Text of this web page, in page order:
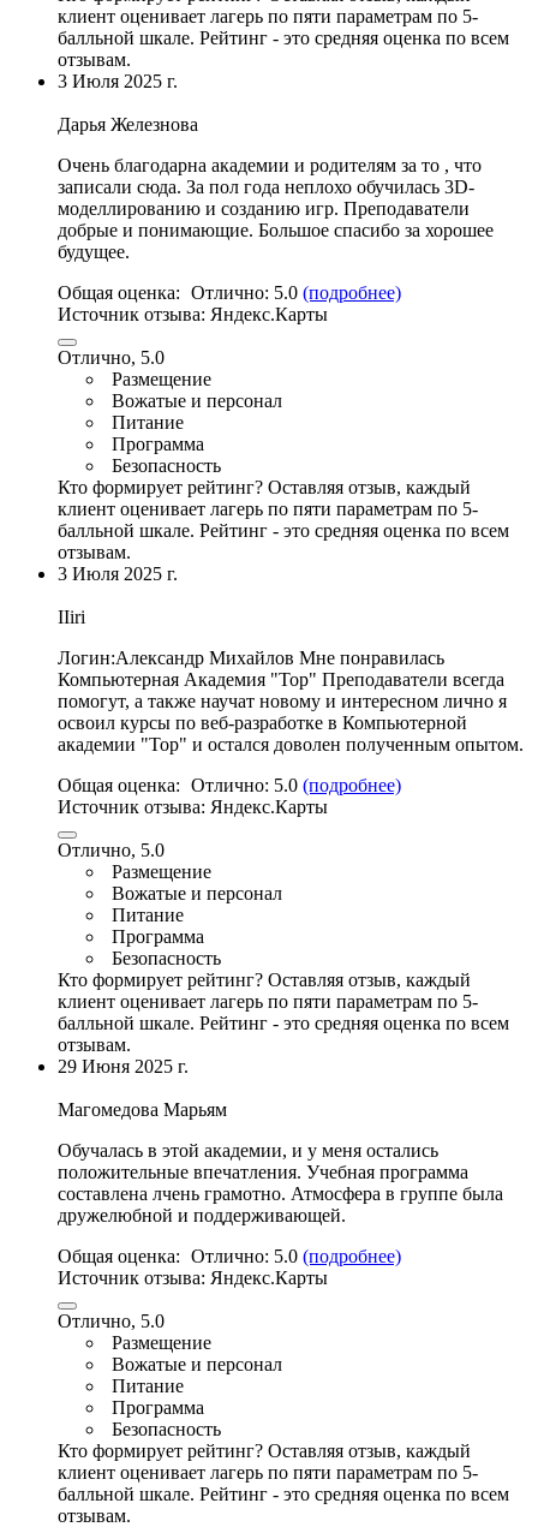
клиент оценивает лагерь по пяти параметрам по 5-
балльной шкале. Рейтинг - это средняя оценка по всем
отзывам.
3 Июля 2025 г.
Дарья Железнова
Очень благодарна академии и родителям за то , что
записали сюда. За пол года неплохо обучилась 3D-
моделлированию и созданию игр. Преподаватели
добрые и понимающие. Большое спасибо за хорошее
будущее.
Общая оценка: Отлично: 5.0 (подробнее)
Источник отзыва: Яндекс.Карты
Отлично, 5.0
Размещение
Вожатые и персонал
Питание
Программа
Безопасность
Кто формирует рейтинг? Оставляя отзыв, каждый
клиент оценивает лагерь по пяти параметрам по 5-
балльной шкале. Рейтинг - это средняя оценка по всем
отзывам.
3 Июля 2025 г.
IIiri
Логин:Александр Михайлов Мне понравилась
Компьютерная Академия "Top" Преподаватели всегда
помогут, а также научат новому и интересном лично я
освоил курсы по веб-разработке в Компьютерной
академии "Top" и остался доволен полученным опытом.
Общая оценка: Отлично: 5.0 (подробнее)
Источник отзыва: Яндекс.Карты
Отлично, 5.0
Размещение
Вожатые и персонал
Питание
Программа
Безопасность
Кто формирует рейтинг? Оставляя отзыв, каждый
клиент оценивает лагерь по пяти параметрам по 5-
балльной шкале. Рейтинг - это средняя оценка по всем
отзывам.
29 Июня 2025 г.
Магомедова Марьям
Обучалась в этой академии, и у меня остались
положительные впечатления. Учебная программа
составлена лчень грамотно. Атмосфера в группе была
дружелюбной и поддерживающей.
Общая оценка: Отлично: 5.0 (подробнее)
Источник отзыва: Яндекс.Карты
Отлично, 5.0
Размещение
Вожатые и персонал
Питание
Программа
Безопасность
Кто формирует рейтинг? Оставляя отзыв, каждый
клиент оценивает лагерь по пяти параметрам по 5-
балльной шкале. Рейтинг - это средняя оценка по всем
отзывам.